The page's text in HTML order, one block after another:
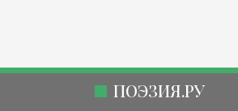
ПОЭЗИЯ.РУ